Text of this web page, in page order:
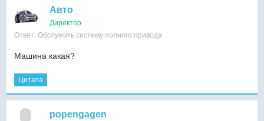
Авто
Директор
Ответ: Обслужить систему полного привода
Машина какая?
Цитата
popengagen